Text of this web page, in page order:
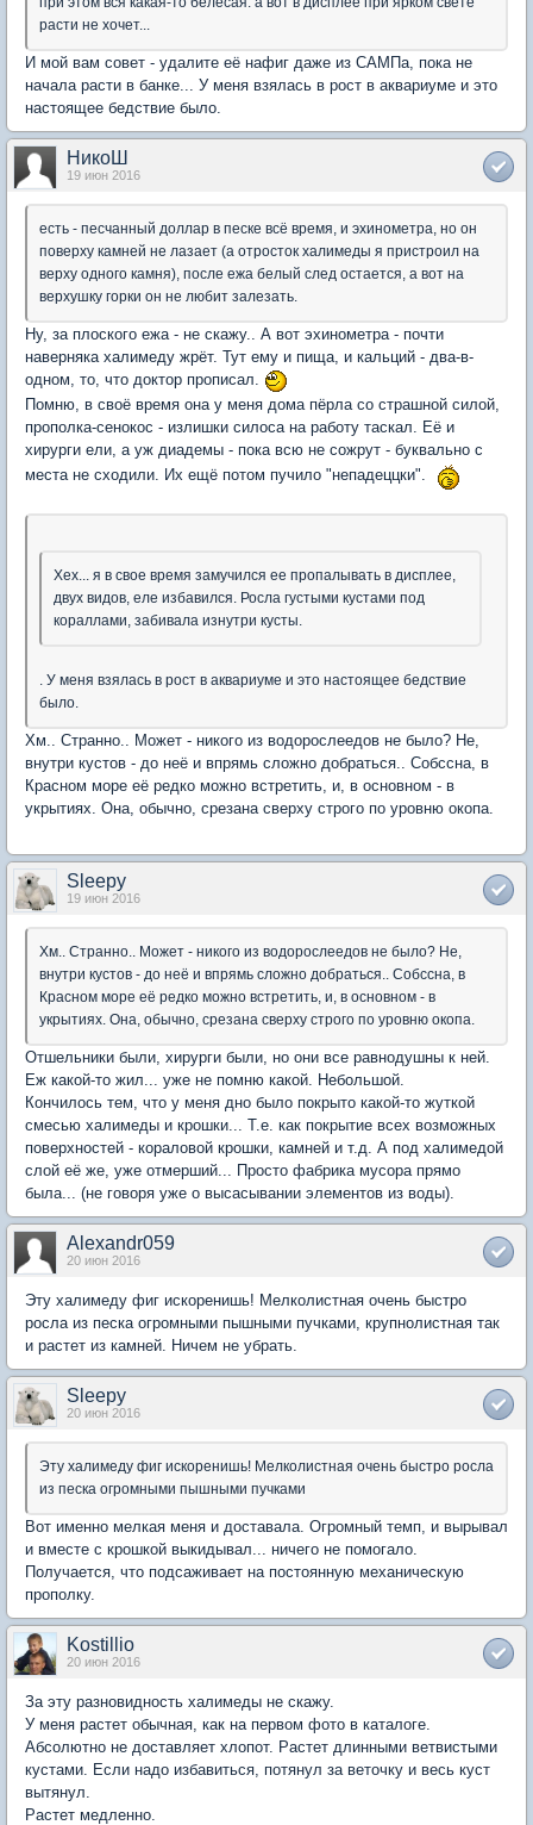
расти не хочет...
И мой вам совет - удалите её нафиг даже из САМПа, пока не
начала расти в банке... У меня взялась в рост в аквариуме и это
настоящее бедствие было.
НикоШ
19 июн 2016
есть - песчанный доллар в песке всё время, и эхинометра, но он
поверху камней не лазает (а отросток халимеды я пристроил на
верху одного камня), после ежа белый след остается, а вот на
верхушку горки он не любит залезать.
Ну, за плоского ежа - не скажу.. А вот эхинометра - почти
наверняка халимеду жрёт. Тут ему и пища, и кальций - два-в-
одном, то, что доктор прописал.
Помню, в своё время она у меня дома пёрла со страшной силой,
прополка-сенокос - излишки силоса на работу таскал. Её и
хирурги ели, а уж диадемы - пока всю не сожрут - буквально с
места не сходили. Их ещё потом пучило "непадеццки".
Хех... я в свое время замучился ее пропалывать в дисплее,
двух видов, еле избавился. Росла густыми кустами под
кораллами, забивала изнутри кусты.
. У меня взялась в рост в аквариуме и это настоящее бедствие
было.
Хм.. Странно.. Может - никого из водорослеедов не было? Не,
внутри кустов - до неё и впрямь сложно добраться.. Собссна, в
Красном море её редко можно встретить, и, в основном - в
укрытиях. Она, обычно, срезана сверху строго по уровню окопа.
Sleepy
19 июн 2016
Хм.. Странно.. Может - никого из водорослеедов не было? Не,
внутри кустов - до неё и впрямь сложно добраться.. Собссна, в
Красном море её редко можно встретить, и, в основном - в
укрытиях. Она, обычно, срезана сверху строго по уровню окопа.
Отшельники были, хирурги были, но они все равнодушны к ней.
Еж какой-то жил... уже не помню какой. Небольшой.
Кончилось тем, что у меня дно было покрыто какой-то жуткой
смесью халимеды и крошки... Т.е. как покрытие всех возможных
поверхностей - кораловой крошки, камней и т.д. А под халимедой
слой её же, уже отмерший... Просто фабрика мусора прямо
была... (не говоря уже о высасывании элементов из воды).
Alexandr059
20 июн 2016
Эту халимеду фиг искоренишь! Мелколистная очень быстро
росла из песка огромными пышными пучками, крупнолистная так
и растет из камней. Ничем не убрать.
Sleepy
20 июн 2016
Эту халимеду фиг искоренишь! Мелколистная очень быстро росла
из песка огромными пышными пучками
Вот именно мелкая меня и доставала. Огромный темп, и вырывал
и вместе с крошкой выкидывал... ничего не помогало.
Получается, что подсаживает на постоянную механическую
прополку.
Kostillio
20 июн 2016
За эту разновидность халимеды не скажу.
У меня растет обычная, как на первом фото в каталоге.
Абсолютно не доставляет хлопот. Растет длинными ветвистыми
кустами. Если надо избавиться, потянул за веточку и весь куст
вытянул.
Растет медленно.